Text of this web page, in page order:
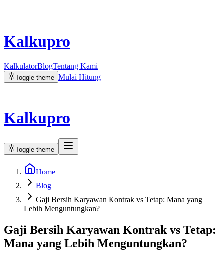
Kalkupro
KalkulatorBlogTentang Kami
Toggle theme Mulai Hitung
Kalkupro
Toggle theme
Home
Blog
Gaji Bersih Karyawan Kontrak vs Tetap: Mana yang
Lebih Menguntungkan?
Gaji Bersih Karyawan Kontrak vs Tetap:
Mana yang Lebih Menguntungkan?